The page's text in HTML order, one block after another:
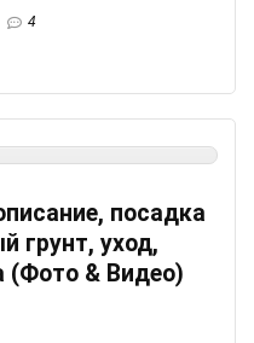
4
посадка
грунт, уход,
(Фото & Видео)